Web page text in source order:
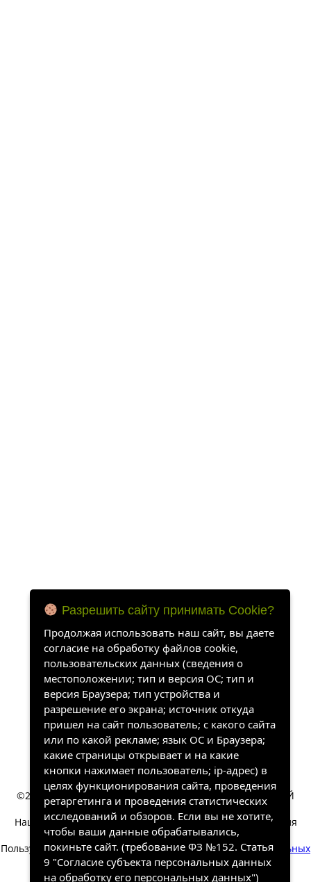
©2022-2026, «ХАНГАЛАССКИЙ УЛУСНЫЙ КРАЕВЕДЧЕСКИЙ
МУЗЕЙ». Все права защищены.
Наш сайт собирает информацию, которая необходима для
работы сайта.
Пользуясь сайтом вы соглашаетесь на обработку персональных
данных.
Разрешить сайту принимать Cookie?
Продолжая использовать наш сайт, вы даете
согласие на обработку файлов cookie,
пользовательских данных (сведения о
местоположении; тип и версия ОС; тип и
версия Браузера; тип устройства и
разрешение его экрана; источник откуда
пришел на сайт пользователь; с какого сайта
или по какой рекламе; язык ОС и Браузера;
какие страницы открывает и на какие
кнопки нажимает пользователь; ip-адрес) в
целях функционирования сайта, проведения
ретаргетинга и проведения статистических
исследований и обзоров. Если вы не хотите,
чтобы ваши данные обрабатывались,
покиньте сайт. (требование ФЗ №152. Статья
9 "Согласие субъекта персональных данных
на обработку его персональных данных")